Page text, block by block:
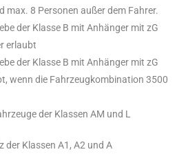
max. 8 Personen außer dem Fahrer.
der Klasse B mit Anhänger mit zG
erlaubt
der Klasse B mit Anhänger mit zG
wenn die Fahr­zeugkom­bi­na­tion 3500
der Klassen AM und L
der Klassen A1, A2 und A